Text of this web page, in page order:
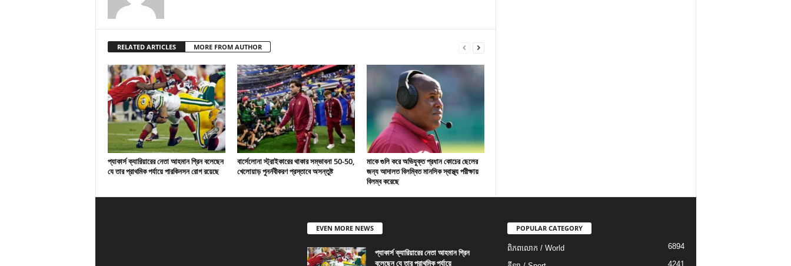
RELATED ARTICLES MORE FROM AUTHOR
প্যাকার্স ক্যারিয়ারের নেতা আহমান গ্রিন বলেছেন
যে তার প্রাথমিক পর্যায়ে পারকিনসন রোগ রয়েছে
বার্সেলোনা স্ট্রাইকারের থাকার সম্ভাবনা 50-50,
খেলোয়াড় পুনর্নবীকরণ প্রস্তাবে অসন্তুষ্ট
মাকে গুলি করে অভিযুক্ত প্রধান কোচের ছেলের
জন্য আদালত বিলম্বিত মানসিক স্বাস্থ্য পরীক্ষায়
বিলম্ব করেছে
EVEN MORE NEWS
প্যাকার্স ক্যারিয়ারের নেতা আহমান গ্রিন
বলেছেন যে তার প্রাথমিক পর্যায়ে
POPULAR CATEGORY
ពិភពលោក / World 6894
4241